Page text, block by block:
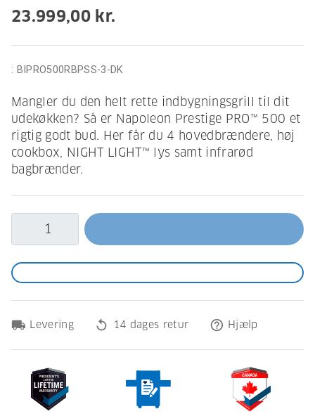
23.999,00 kr.
: BIPRO500RBPSS-3-DK
Mangler du den helt rette indbygningsgrill til dit
udekøkken? Så er Napoleon Prestige PRO™ 500 et
rigtig godt bud. Her får du 4 hovedbrændere, høj
cookbox, NIGHT LIGHT™ lys samt infrarød
bagbrænder.
local_shipping Levering replay 14 dages retur help_outline Hjælp